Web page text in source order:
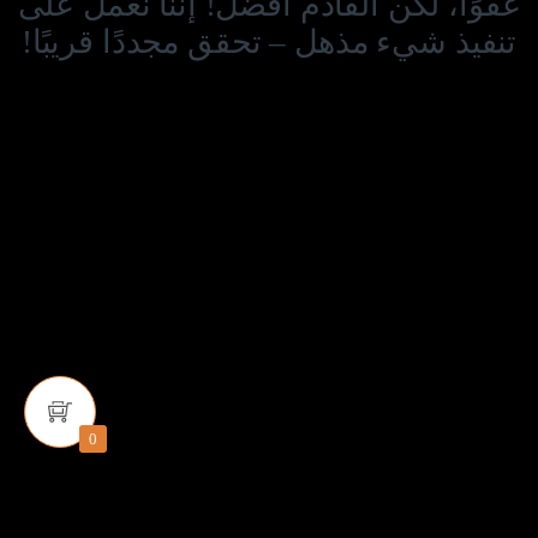
تنفيذ شيء مذهل – تحقق مجددًا قريبًا!
0